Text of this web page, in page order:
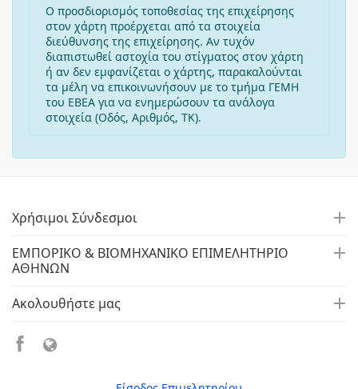
Ο προσδιορισμός τοποθεσίας της επιχείρησης
στον χάρτη προέρχεται από τα στοιχεία
διεύθυνσης της επιχείρησης. Αν τυχόν
διαπιστωθεί αστοχία του στίγματος στον χάρτη
ή αν δεν εμφανίζεται ο χάρτης, παρακαλούνται
τα μέλη να επικοινωνήσουν με το τμήμα ΓΕΜΗ
του ΕΒΕΑ για να ενημερώσουν τα ανάλογα
στοιχεία (Οδός, Αριθμός, ΤΚ).
Χρήσιμοι Σύνδεσμοι
ΕΜΠΟΡΙΚΟ & ΒΙΟΜΗΧΑΝΙΚΟ ΕΠΙΜΕΛΗΤΗΡΙΟ
ΑΘΗΝΩΝ
Ακολουθήστε μας